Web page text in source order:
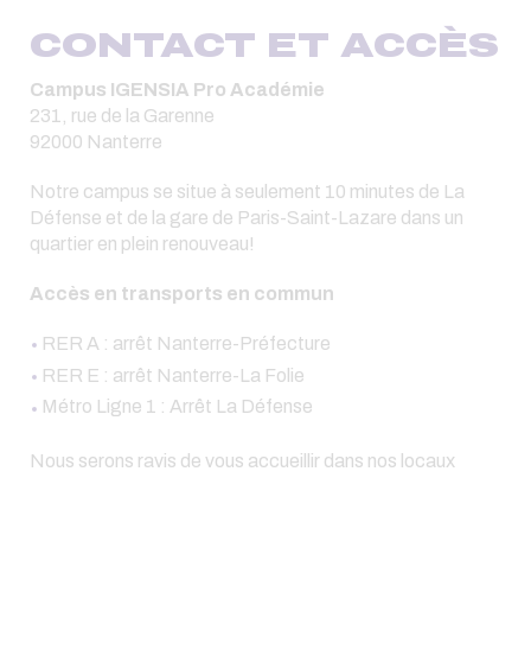
CONTACT ET ACCÈS
Campus IGENSIA Pro Académie
231, rue de la Garenne
92000 Nanterre
Notre campus se situe à seulement 10 minutes de La
Défense et de la gare de Paris-Saint-Lazare dans un
quartier en plein renouveau!
Accès en transports en commun
RER A : arrêt Nanterre-Préfecture
RER E : arrêt Nanterre-La Folie
Métro Ligne 1 : Arrêt La Défense
Nous serons ravis de vous accueillir dans nos locaux